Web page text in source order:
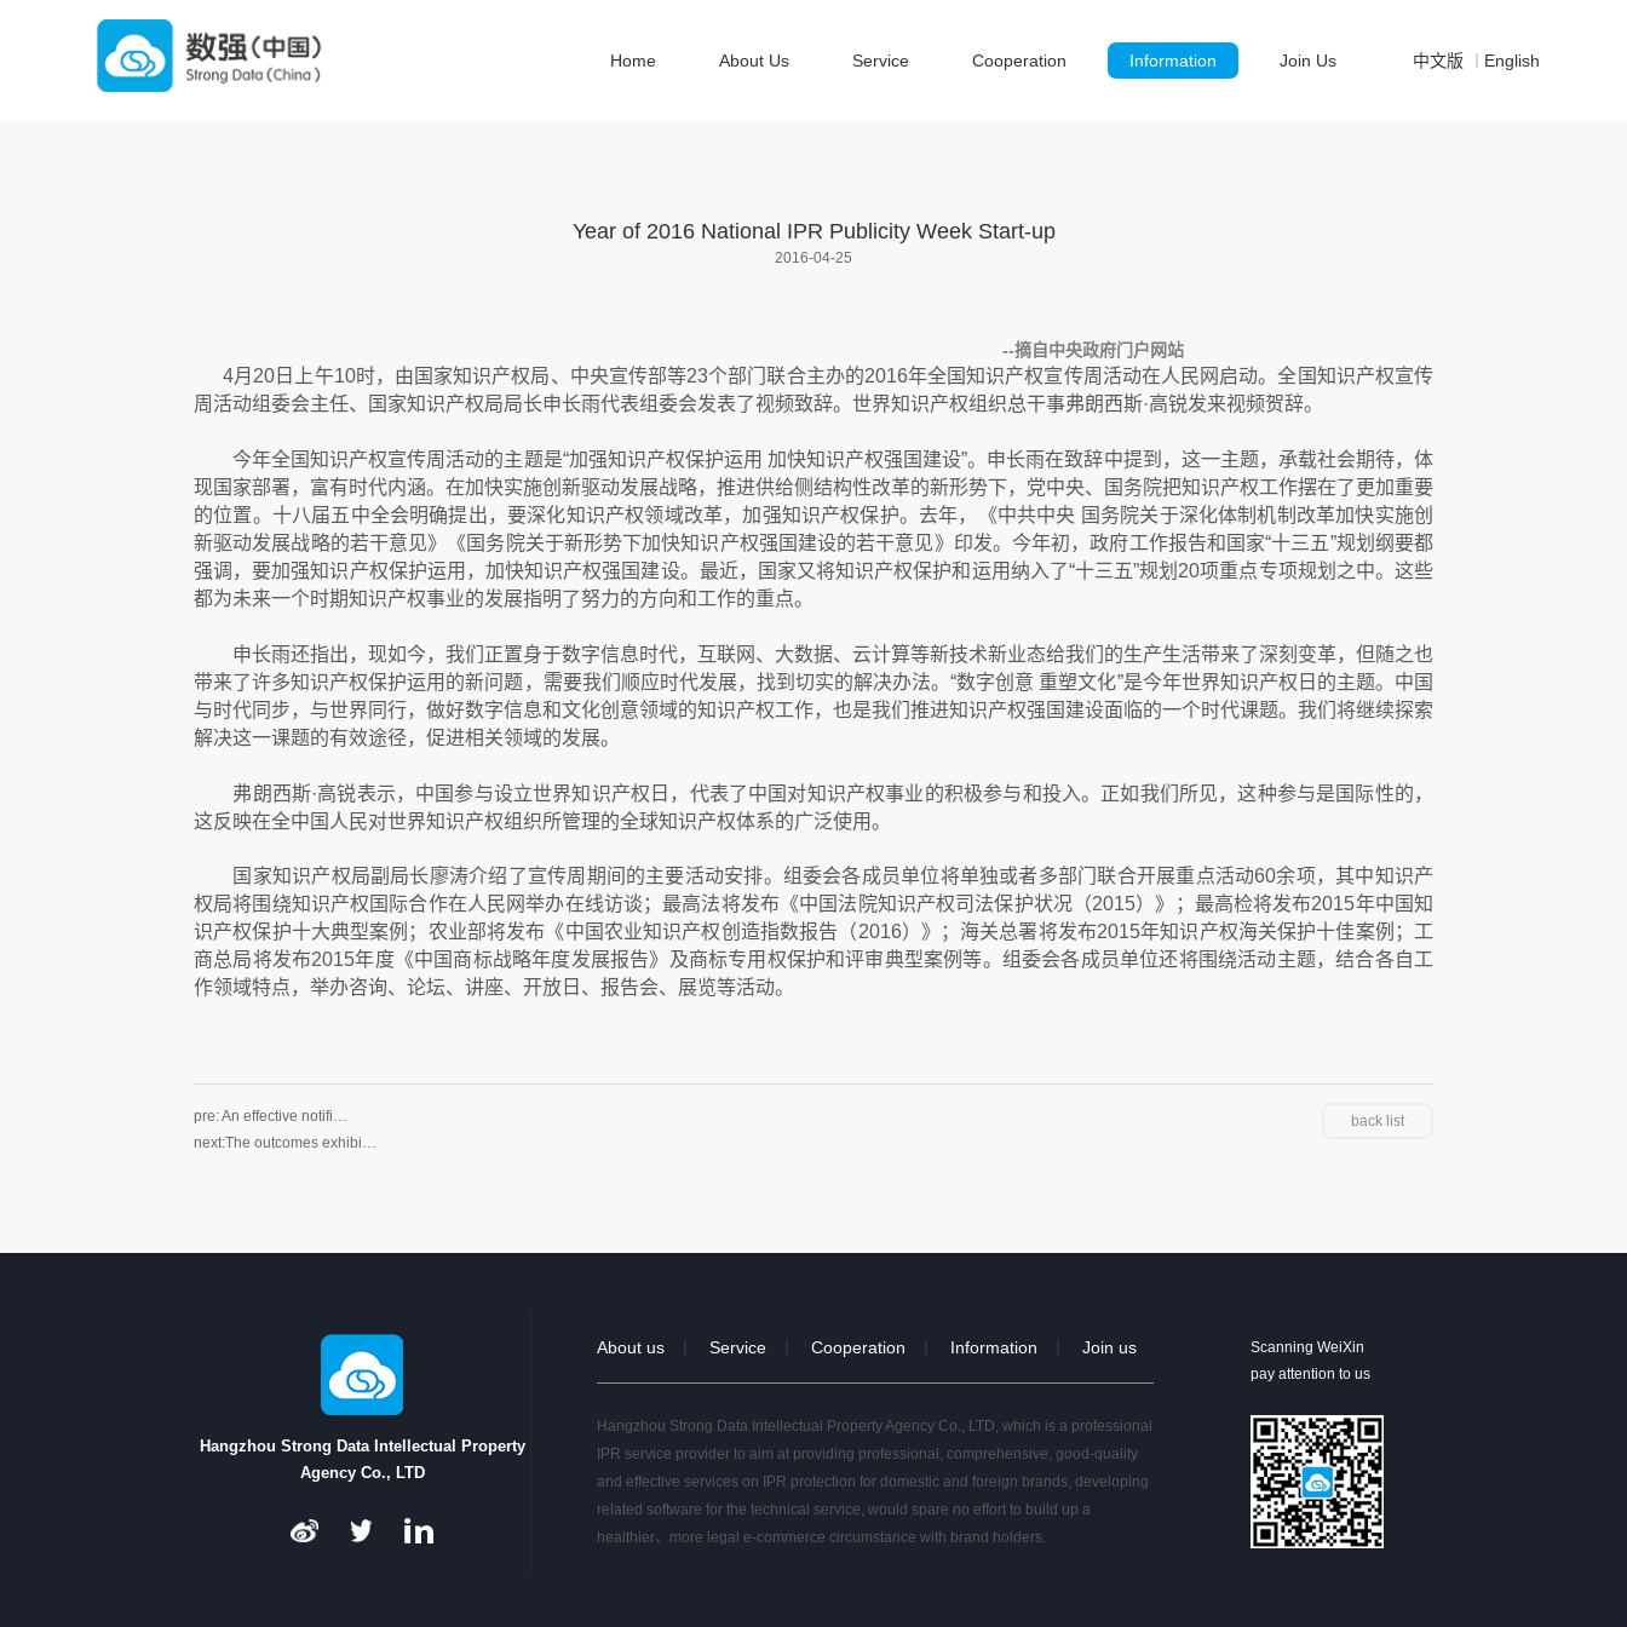
中文版 English
Home About Us Service Cooperation Information Join Us
Year of 2016 National IPR Publicity Week Start-up
2016-04-25
--摘自中央政府门户网站
4月20日上午10时，由国家知识产权局、中央宣传部等23个部门联合主办的2016年全国知识产权宣传周活动在人民网启动。全国知识产权宣传
周活动组委会主任、国家知识产权局局长申长雨代表组委会发表了视频致辞。世界知识产权组织总干事弗朗西斯·高锐发来视频贺辞。
今年全国知识产权宣传周活动的主题是“加强知识产权保护运用 加快知识产权强国建设”。申长雨在致辞中提到，这一主题，承载社会期待，体
现国家部署，富有时代内涵。在加快实施创新驱动发展战略，推进供给侧结构性改革的新形势下，党中央、国务院把知识产权工作摆在了更加重要
的位置。十八届五中全会明确提出，要深化知识产权领域改革，加强知识产权保护。去年，《中共中央 国务院关于深化体制机制改革加快实施创
新驱动发展战略的若干意见》《国务院关于新形势下加快知识产权强国建设的若干意见》印发。今年初，政府工作报告和国家“十三五”规划纲要都
强调，要加强知识产权保护运用，加快知识产权强国建设。最近，国家又将知识产权保护和运用纳入了“十三五”规划20项重点专项规划之中。这些
都为未来一个时期知识产权事业的发展指明了努力的方向和工作的重点。
申长雨还指出，现如今，我们正置身于数字信息时代，互联网、大数据、云计算等新技术新业态给我们的生产生活带来了深刻变革，但随之也
带来了许多知识产权保护运用的新问题，需要我们顺应时代发展，找到切实的解决办法。“数字创意 重塑文化”是今年世界知识产权日的主题。中国
与时代同步，与世界同行，做好数字信息和文化创意领域的知识产权工作，也是我们推进知识产权强国建设面临的一个时代课题。我们将继续探索
解决这一课题的有效途径，促进相关领域的发展。
弗朗西斯·高锐表示，中国参与设立世界知识产权日，代表了中国对知识产权事业的积极参与和投入。正如我们所见，这种参与是国际性的，
这反映在全中国人民对世界知识产权组织所管理的全球知识产权体系的广泛使用。
国家知识产权局副局长廖涛介绍了宣传周期间的主要活动安排。组委会各成员单位将单独或者多部门联合开展重点活动60余项，其中知识产
权局将围绕知识产权国际合作在人民网举办在线访谈；最高法将发布《中国法院知识产权司法保护状况（2015）》；最高检将发布2015年中国知
识产权保护十大典型案例；农业部将发布《中国农业知识产权创造指数报告（2016）》；海关总署将发布2015年知识产权海关保护十佳案例；工
商总局将发布2015年度《中国商标战略年度发展报告》及商标专用权保护和评审典型案例等。组委会各成员单位还将围绕活动主题，结合各自工
作领域特点，举办咨询、论坛、讲座、开放日、报告会、展览等活动。
back list
pre:An effective notifi…
next:The outcomes exhibi…
Hangzhou Strong Data Intellectual Property
Agency Co., LTD
About us Service Cooperation Information Join us
Hangzhou Strong Data Intellectual Property Agency Co., LTD, which is a professional
IPR service provider to aim at providing professional, comprehensive, good-quality
and effective services on IPR protection for domestic and foreign brands, developing
related software for the technical service, would spare no effort to build up a
healthier、more legal e-commerce circumstance with brand holders.
Scanning WeiXin
pay attention to us